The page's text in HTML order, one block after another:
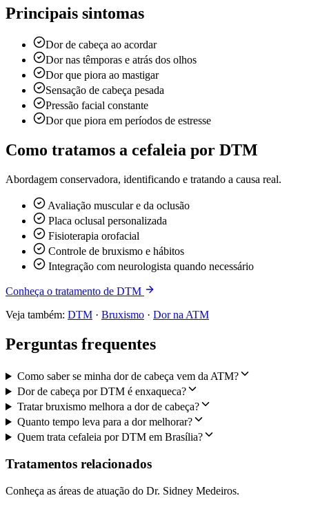
Principais sintomas
Dor de cabeça ao acordar
Dor nas têmporas e atrás dos olhos
Dor que piora ao mastigar
Sensação de cabeça pesada
Pressão facial constante
Dor que piora em períodos de estresse
Como tratamos a cefaleia por DTM
Abordagem conservadora, identificando e tratando a causa real.
Avaliação muscular e da oclusão
Placa oclusal personalizada
Fisioterapia orofacial
Controle de bruxismo e hábitos
Integração com neurologista quando necessário
Conheça o tratamento de DTM
Veja também: DTM · Bruxismo · Dor na ATM
Perguntas frequentes
Como saber se minha dor de cabeça vem da ATM?
Dor de cabeça por DTM é enxaqueca?
Tratar bruxismo melhora a dor de cabeça?
Quanto tempo leva para a dor melhorar?
Quem trata cefaleia por DTM em Brasília?
Tratamentos relacionados
Conheça as áreas de atuação do Dr. Sidney Medeiros.